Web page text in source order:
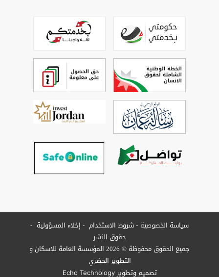
سياسة الخصوصية شروط الاستخدام
إخلاء المسؤولية
حقوق النشر
جميع الحقوق محفوظة © 2026 المؤسسة العامة للاسكان و
التطوير الحضري
تصميم وتطويرEcho Technology